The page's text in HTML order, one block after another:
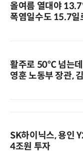
올여름 열대야
폭염일수도 15.7일
활주로 50℃ 넘는
영훈 노동부 장관,
SK하이닉스, 용인
4조원 투자